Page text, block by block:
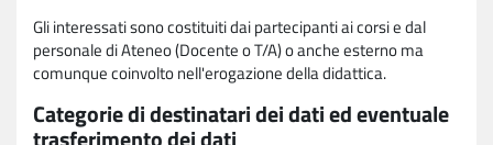
Gli interessati sono costituiti dai partecipanti ai corsi e dal
personale di Ateneo (Docente o T/A) o anche esterno ma
comunque coinvolto nell'erogazione della didattica.
Categorie di destinatari dei dati ed eventuale